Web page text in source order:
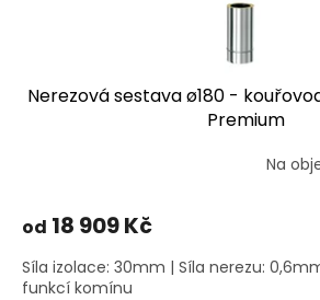
Nerezová sestava ø180 -
Premium
Na
od 18 909 Kč
Síla izolace: 30mm | Síla nerezu:
funkcí komínu